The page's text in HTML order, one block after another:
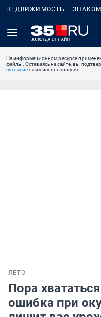
НЕДВИЖИМОСТЬ
На информационном ресурсе
файлы. Оставаясь на сайте, вы
согласиена их использование.
ЛЕТО
Пора
ошибка при